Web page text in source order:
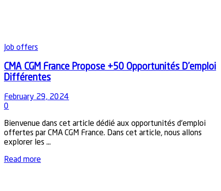
Job offers
CMA CGM France Propose +50 Opportunités D’emploi
Différentes
February 29, 2024
0
Bienvenue dans cet article dédié aux opportunités d'emploi
offertes par CMA CGM France. Dans cet article, nous allons
explorer les ...
Read moreDetails